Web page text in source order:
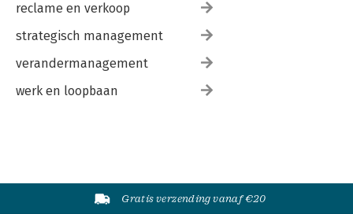
reclame en verkoop
strategisch management
verandermanagement
werk en loopbaan
Gratis verzending vanaf €20